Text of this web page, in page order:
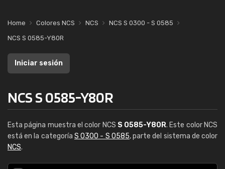
Home Colores NCS NCS
NCS S 0300 - S 0585
NCS S 0585-Y80R
Iniciar sesión
NCS S 0585-Y80R
Esta página muestra el color NCS S 0585-Y80R. Este color NCS
está en la categoría S 0300 - S 0585, parte del sistema de color
NCS.